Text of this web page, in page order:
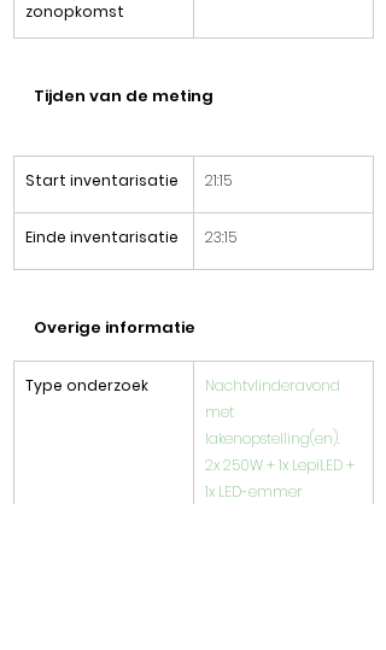
zonopkomst
Tijden van de meting
Start inventarisatie 21:15
Einde inventarisatie 23:15
Overige informatie
​Type onderzoek
Nachtvlinderavond
met
lakenopstelling(en).
2x 250W + 1x LepiLED +
1x LED-emmer